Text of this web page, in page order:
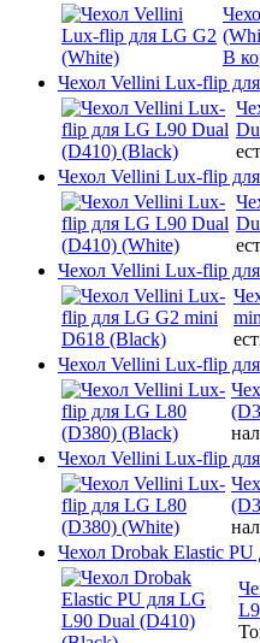
В
Чехол Vellini Lux-flip
Чехол Vellini Lux-flip
Чехол Vellini Lux-flip
Чехол Vellini Lux-flip
Чехол Vellini Lux-flip
Чехол Drobak Elastic